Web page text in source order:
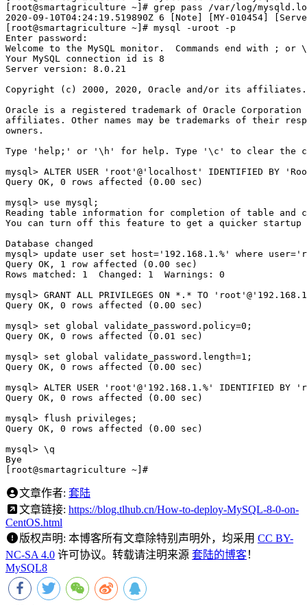
root@smartagriculture ~ # grep pass /var/log/
2020-09-10T04:24:19.519890Z 6
Note MY-010454
root@smartagriculture ~ # mysql -uroot -p
Enter password:
Welcome to the MySQL monitor.  Commands end with
;
or
Your MySQL connection id
is 8
Server version: 8.0.21
Copyright
( c )
2000, 2020, Oracle and/or its
Oracle is a registered trademark of Oracle
affiliates. Other names may be trademarks of their
owners.
Type
'help;' or '\h' for help. Type '\c' to clear the
mysql > ALTER USER 'root' @ 'localhost' IDENTIFIED BY
Query OK, 0 rows affected
( 0.00 sec )
mysql > use mysql ;
Reading table information for completion of table and
You can turn off this feature to get a quicker startup
Database changed
mysql > update user set host= '192.168.1.%' where user=
Query OK, 1 row affected
( 0.00 sec )
Rows matched: 1  Changed: 1  Warnings: 0
mysql > GRANT ALL PRIVILEGES ON *.* TO 'root' @
Query OK, 0 rows affected
( 0.00 sec )
mysql > set global validate_password.policy=0 ;
Query OK, 0 rows affected
( 0.01 sec )
mysql > set global validate_password.length=1 ;
Query OK, 0 rows affected
( 0.00 sec )
mysql > ALTER USER 'root' @ '192.168.1.%' IDENTIFIED BY
Query OK, 0 rows affected
( 0.00 sec )
mysql > flush privileges ;
Query OK, 0 rows affected
( 0.00 sec )
mysql > \q
root@smartagriculture ~ #
文章作者: 套陆
文章链接: https://blog.tlhub.cn/How-to-deploy-MySQL-8-0-on-
CentOS.html
版权声明: 本博客所有文章除特别声明外，均采用 CC BY-
NC-SA 4.0 许可协议。转载请注明来源 套陆的博客！
MySQL8